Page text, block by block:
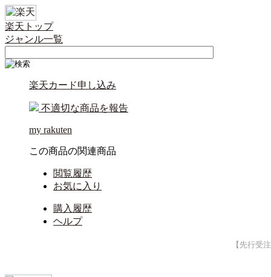
楽天トップ
ジャンル一覧
楽天カード申し込み
不適切な商品を報告
my rakuten
この商品の関連商品
閲覧履歴
お気に入り
購入履歴
ヘルプ
【先行受